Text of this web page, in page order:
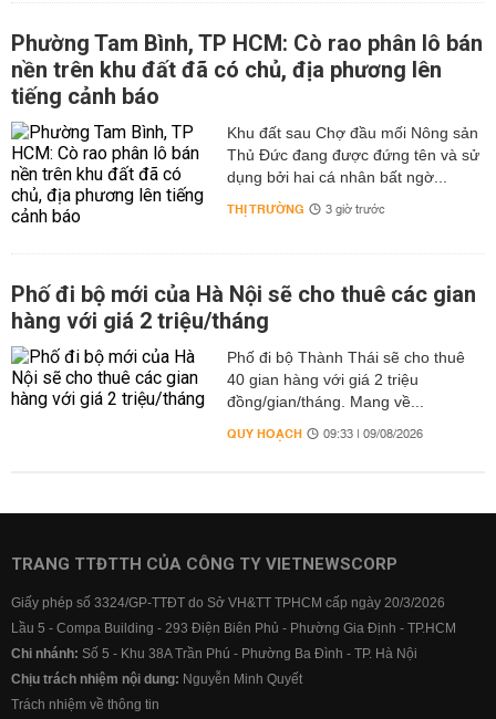
Phường Tam Bình, TP HCM: Cò rao phân lô bán
nền trên khu đất đã có chủ, địa phương lên
tiếng cảnh báo
Khu đất sau Chợ đầu mối Nông sản
Thủ Đức đang được đứng tên và sử
dụng bởi hai cá nhân bất ngờ...
THỊ TRƯỜNG 3 giờ trước
Phố đi bộ mới của Hà Nội sẽ cho thuê các gian
hàng với giá 2 triệu/tháng
Phố đi bộ Thành Thái sẽ cho thuê
40 gian hàng với giá 2 triệu
đồng/gian/tháng. Mang về...
QUY HOẠCH 09:33 | 09/08/2026
TRANG TTĐTTH CỦA CÔNG TY VIETNEWSCORP
Giấy phép số 3324/GP-TTĐT do Sở VH&TT TPHCM cấp ngày 20/3/2026
Lầu 5 - Compa Building - 293 Điện Biên Phủ - Phường Gia Định - TP.HCM
Chi nhánh: Số 5 - Khu 38A Trần Phú - Phường Ba Đình - TP. Hà Nội
Chịu trách nhiệm nội dung: Nguyễn Minh Quyết
Trách nhiệm về thông tin